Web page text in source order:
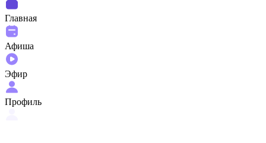
Главная
Афиша
Эфир
Профиль